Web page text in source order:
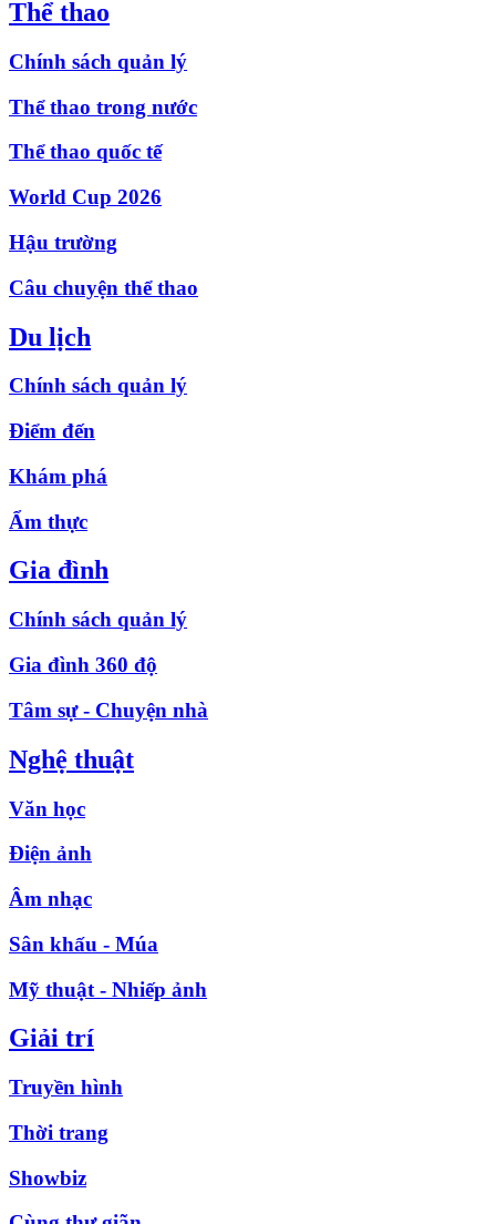
Thể thao
Chính sách quản lý
Thể thao trong nước
Thể thao quốc tế
World Cup 2026
Hậu trường
Câu chuyện thể thao
Du lịch
Chính sách quản lý
Điểm đến
Khám phá
Ẩm thực
Gia đình
Chính sách quản lý
Gia đình 360 độ
Tâm sự - Chuyện nhà
Nghệ thuật
Văn học
Điện ảnh
Âm nhạc
Sân khấu - Múa
Mỹ thuật - Nhiếp ảnh
Giải trí
Truyền hình
Thời trang
Showbiz